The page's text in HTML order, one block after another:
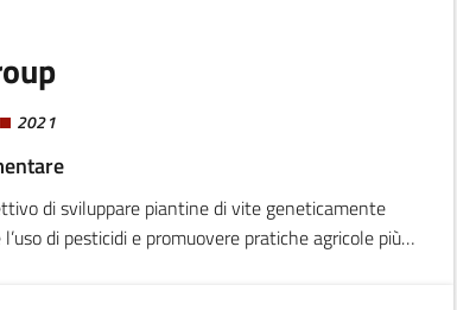
2021
di sviluppare piantine di vite geneticamente
di pesticidi e promuovere pratiche agricole più